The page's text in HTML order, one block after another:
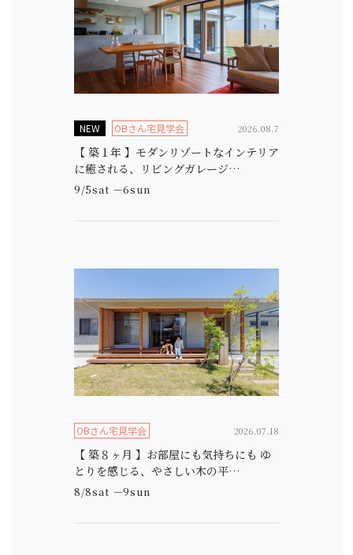
NEW OBさん宅見学会 2026.08.7
【 築１年 】モダンリゾートなインテリア
に癒される、リビングガレージ…
9/5sat －6sun
OBさん宅見学会 2026.07.18
【 築８ヶ月 】お部屋にも気持ちにも ゆ
とりを感じる、やさしい木の平…
8/8sat －9sun